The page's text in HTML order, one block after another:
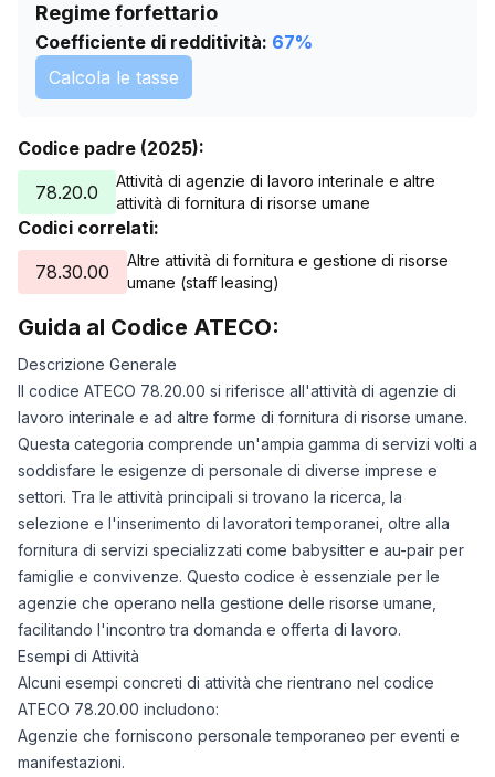
Regime forfettario
Coefficiente di redditività: 67%
Calcola le tasse
Codice padre (2025):
78.20.0
Attività di agenzie di lavoro interinale e altre
attività di fornitura di risorse umane
Codici correlati:
78.30.00
Altre attività di fornitura e gestione di risorse
umane (staff leasing)
Guida al Codice ATECO:
Descrizione Generale
Il codice ATECO 78.20.00 si riferisce all'attività di agenzie di
lavoro interinale e ad altre forme di fornitura di risorse umane.
Questa categoria comprende un'ampia gamma di servizi volti a
soddisfare le esigenze di personale di diverse imprese e
settori. Tra le attività principali si trovano la ricerca, la
selezione e l'inserimento di lavoratori temporanei, oltre alla
fornitura di servizi specializzati come babysitter e au-pair per
famiglie e convivenze. Questo codice è essenziale per le
agenzie che operano nella gestione delle risorse umane,
facilitando l'incontro tra domanda e offerta di lavoro.
Esempi di Attività
Alcuni esempi concreti di attività che rientrano nel codice
ATECO 78.20.00 includono:
Agenzie che forniscono personale temporaneo per eventi e
manifestazioni.